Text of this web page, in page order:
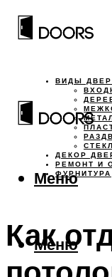
ВИДЫ
ДЕКОР
РЕМОНТ И
ФУРНИТУРА
Меню
Меню
Как